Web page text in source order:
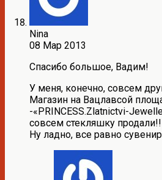
Nina
08 Мар 2013
Спасибо большое, Вадим!
У меня, конечно, совсем
Магазин на Вацлавсой
-«PRINCESS.Zlatnictvi-
совсем стекляшку продали!!
Ну ладно, все равно